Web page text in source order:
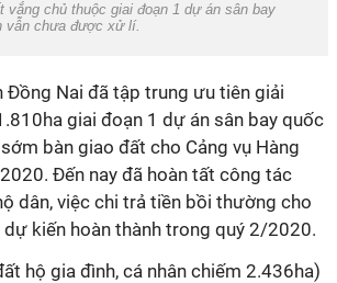
vắng chủ thuộc giai đoạn 1 dự án sân bay
vẫn chưa được xử lí.
Đồng Nai đã tập trung ưu tiên giải
giai đoạn 1 dự án sân bay quốc
bàn giao đất cho Cảng vụ Hàng
Đến nay đã hoàn tất công tác
dân, việc chi trả tiền bồi thường cho
dự kiến hoàn thành trong quý 2/2020.
hộ gia đình, cá nhân chiếm 2.436ha)